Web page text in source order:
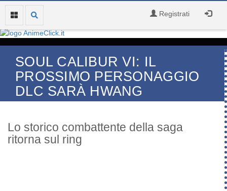
Registrati
SOUL CALIBUR VI: IL
PROSSIMO PERSONAGGIO
DLC SARÀ HWANG
Lo storico combattente della saga
ritorna sul ring